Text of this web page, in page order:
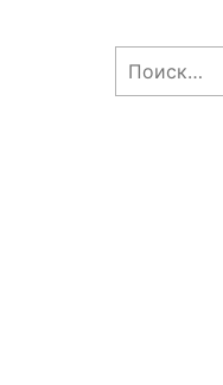
Найти: